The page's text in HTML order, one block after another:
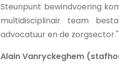
Steunpunt bewindvoering
multidisciplinair team
advocatuur en de zorgsector."
Alain Vanryckeghem